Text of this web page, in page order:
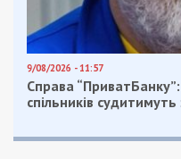
9/08/2026 - 11:57
Справа
спільників